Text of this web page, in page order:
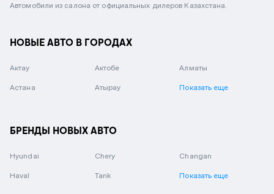
Автомобили из салона от официальных дилеров Казахстана.
НОВЫЕ АВТО В ГОРОДАХ
Актау Актобе Алматы
Астана Атырау Показать еще
БРЕНДЫ НОВЫХ АВТО
Hyundai Chery Changan
Haval Tank Показать еще